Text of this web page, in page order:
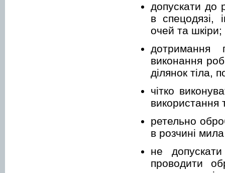
допускати до
в спецодязі,
очей та шкіри;
дотримання
виконання
ділянок тіла,
чітко
використання
ретельно
в розчині
не
проводити